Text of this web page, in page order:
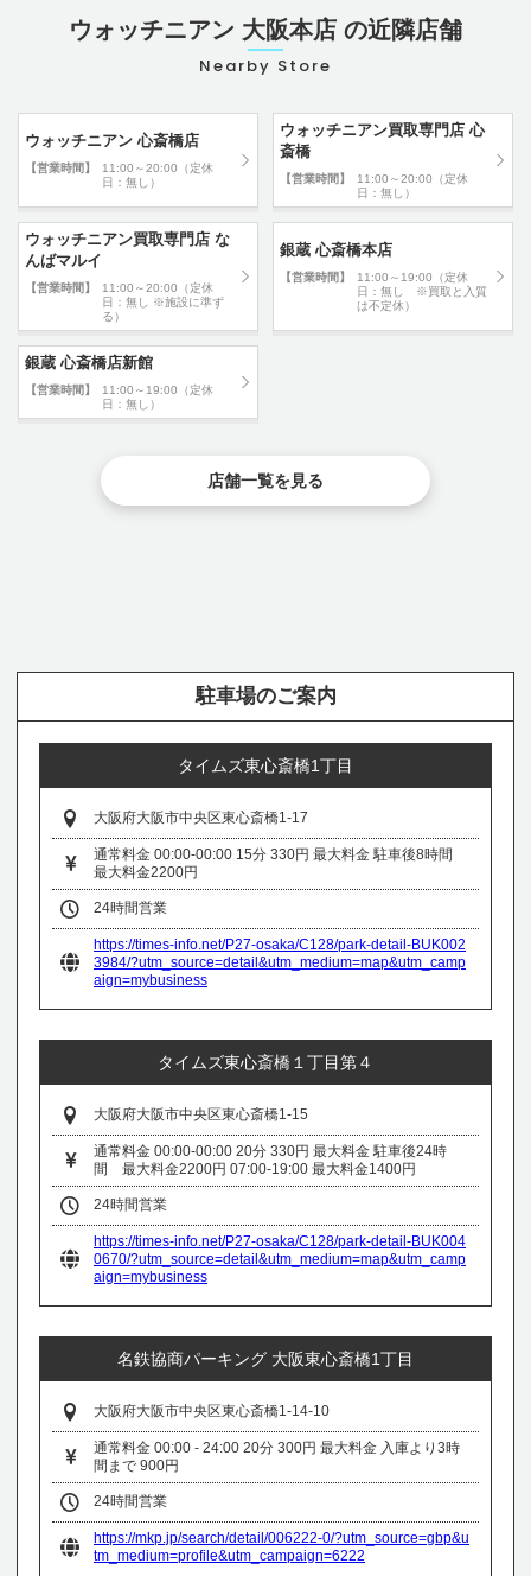
ウォッチニアン 大阪本店 の近隣店舗
Nearby Store
ウォッチニアン 心斎橋店
【営業時間】
11:00～20:00（定休
日：無し）
ウォッチニアン買取専門店 心
斎橋
【営業時間】
11:00～20:00（定休
日：無し）
ウォッチニアン買取専門店 な
んばマルイ
【営業時間】
11:00～20:00（定休
日：無し ※施設に準ず
る）
銀蔵 心斎橋本店
【営業時間】
11:00～19:00（定休
日：無し ※買取と入質
は不定休）
銀蔵 心斎橋店新館
【営業時間】
11:00～19:00（定休
日：無し）
店舗一覧を見る
駐車場のご案内
タイムズ東心斎橋1丁目
大阪府大阪市中央区東心斎橋1-17
通常料金 00:00-00:00 15分 330円 最大料金 駐車後8時間
最大料金2200円
24時間営業
https://times-info.net/P27-osaka/C128/park-detail-BUK002
3984/?utm_source=detail&utm_medium=map&utm_camp
aign=mybusiness
タイムズ東心斎橋１丁目第４
大阪府大阪市中央区東心斎橋1-15
通常料金 00:00-00:00 20分 330円 最大料金 駐車後24時
間 最大料金2200円 07:00-19:00 最大料金1400円
24時間営業
https://times-info.net/P27-osaka/C128/park-detail-BUK004
0670/?utm_source=detail&utm_medium=map&utm_camp
aign=mybusiness
名鉄協商パーキング 大阪東心斎橋1丁目
大阪府大阪市中央区東心斎橋1-14-10
通常料金 00:00 - 24:00 20分 300円 最大料金 入庫より3時
間まで 900円
24時間営業
https://mkp.jp/search/detail/006222-0/?utm_source=gbp&u
tm_medium=profile&utm_campaign=6222